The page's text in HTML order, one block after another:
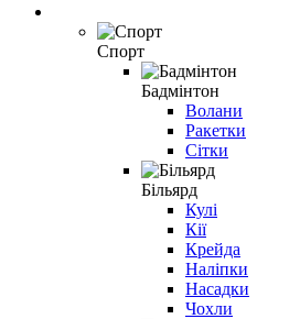
Спорт
Бадмінтон
Волани
Ракетки
Сітки
Більярд
Кулі
Кії
Крейда
Наліпки
Насадки
Чохли